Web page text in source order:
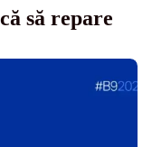
să repare